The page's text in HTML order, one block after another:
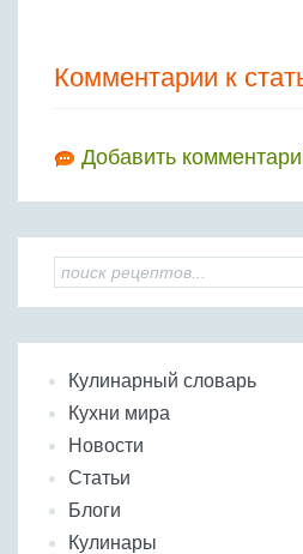
Комментарии к
Добавить
Кулинарный словарь
Кухни мира
Новости
Статьи
Блоги
Кулинары